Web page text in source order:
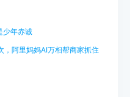
少年赤诚
，阿里妈妈AI万相帮商家抓住